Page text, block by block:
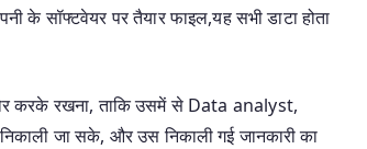
के सॉफ्टवेयर पर तैयार फाइल,यह सभी डाटा होता
करके रखना, ताकि उसमें से Data analyst,
जा सके, और उस निकाली गई जानकारी का